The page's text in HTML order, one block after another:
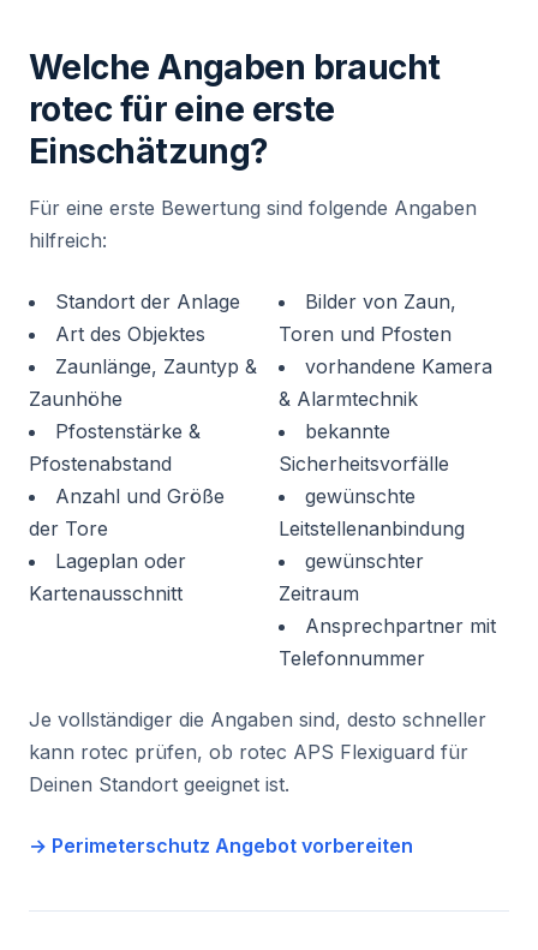
Welche Angaben braucht
rotec für eine erste
Einschätzung?
Für eine erste Bewertung sind folgende Angaben
hilfreich:
Standort der Anlage
Art des Objektes
Zaunlänge, Zauntyp &
Zaunhöhe
Pfostenstärke &
Pfostenabstand
Anzahl und Größe
der Tore
Lageplan oder
Kartenausschnitt
Bilder von Zaun,
Toren und Pfosten
vorhandene Kamera
& Alarmtechnik
bekannte
Sicherheitsvorfälle
gewünschte
Leitstellenanbindung
gewünschter
Zeitraum
Ansprechpartner mit
Telefonnummer
Je vollständiger die Angaben sind, desto schneller
kann rotec prüfen, ob rotec APS Flexiguard für
Deinen Standort geeignet ist.
→ Perimeterschutz Angebot vorbereiten